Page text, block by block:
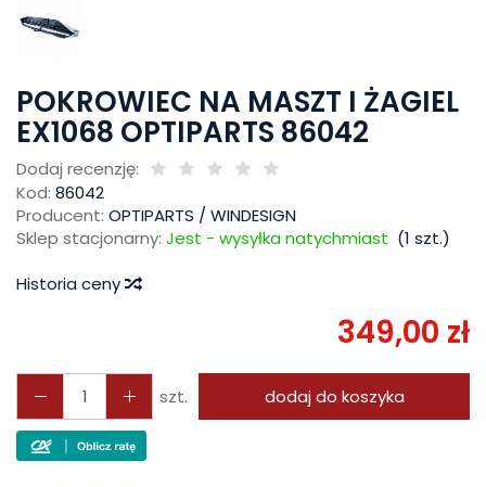
POKROWIEC NA MASZT I ŻAGIEL
EX1068 OPTIPARTS 86042
Dodaj recenzję:
Kod: 86042
Producent: OPTIPARTS / WINDESIGN
Sklep stacjonarny: Jest - wysyłka natychmiast (1 szt.)
Historia ceny
349,00 zł
szt. dodaj do koszyka